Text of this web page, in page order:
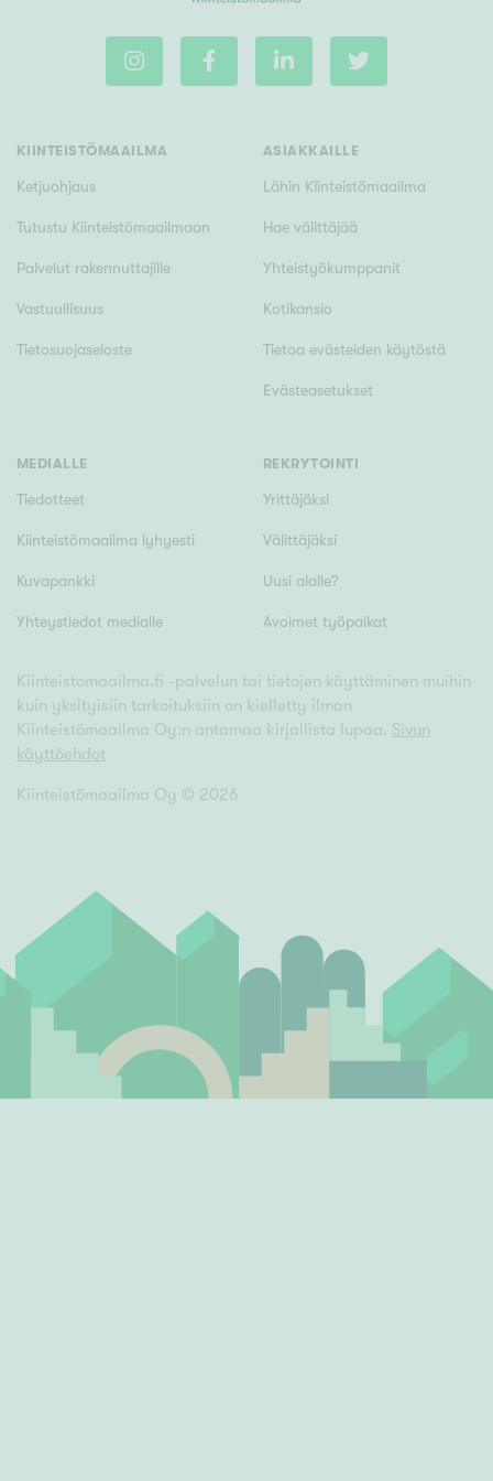
m²
Rakennusvuosi
Arvokohteet
Kunto
Hyvä
Tyydyttävä
Välttävä
Hissi
Järvi- tai merinäköala
Maalämpö
Oma ranta
Senioriasunto
KIINTEISTÖMAAILMA
Ketjuohjaus
Tutustu Kiinteistömaailmaan
Palvelut rakennuttajille
Vastuullisuus
Tietosuojaseloste
ASIAKKAILLE
Lähin Kiinteistömaailma
Hae välittäjää
Yhteistyökumppanit
Kotikansio
Tietoa evästeiden käytöstä
Evästeasetukset
MEDIALLE
Tiedotteet
Kiinteistömaailma lyhyesti
Kuvapankki
Yhteystiedot medialle
REKRYTOINTI
Yrittäjäksi
Välittäjäksi
Uusi alalle?
Avoimet työpaikat
Kiinteistomaailma.fi -palvelun tai tietojen käyttäminen muihin
kuin yksityisiin tarkoituksiin on kielletty ilman
Kiinteistömaailma Oy:n antamaa kirjallista lupaa. Sivun
käyttöehdot
Kiinteistömaailma Oy © 2026